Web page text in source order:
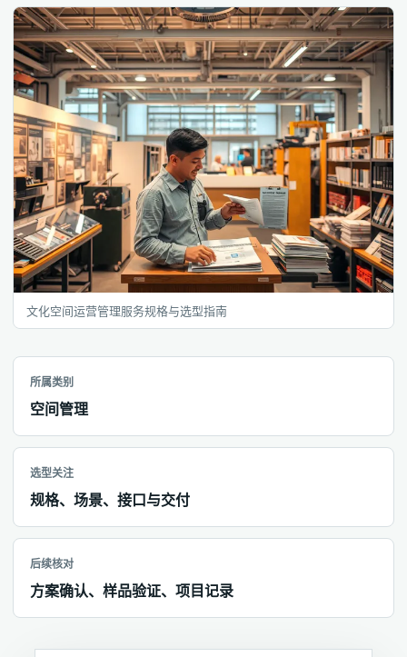
文化空间运营管理服务规格与选型指南
所属类别
空间管理
选型关注
规格、场景、接口与交付
后续核对
方案确认、样品验证、项目记录